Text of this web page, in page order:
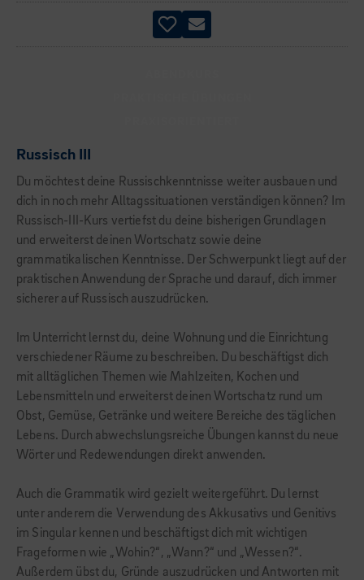
Russisch III
Du möchtest deine Russischkenntnisse weiter ausbauen und
dich in noch mehr Alltagssituationen verständigen können? Im
Russisch-III-Kurs vertiefst du deine bisherigen Grundlagen
und erweiterst deinen Wortschatz sowie deine
grammatikalischen Kenntnisse. Der Schwerpunkt liegt auf der
praktischen Anwendung der Sprache und darauf, dich immer
sicherer auf Russisch auszudrücken.
Im Unterricht lernst du, deine Wohnung und die Einrichtung
verschiedener Räume zu beschreiben. Du beschäftigst dich
mit alltäglichen Themen wie Mahlzeiten, Kochen und
Lebensmitteln und erweiterst deinen Wortschatz rund um
Obst, Gemüse, Getränke und weitere Bereiche des täglichen
Lebens. Durch abwechslungsreiche Übungen kannst du neue
Wörter und Redewendungen direkt anwenden.
Auch die Grammatik wird gezielt weitergeführt. Du lernst
unter anderem die Verwendung des Akkusativs und Genitivs
im Singular kennen und beschäftigst dich mit wichtigen
Frageformen wie „Wohin?“, „Wann?“ und „Wessen?“.
Außerdem übst du, Gründe auszudrücken und Antworten mit